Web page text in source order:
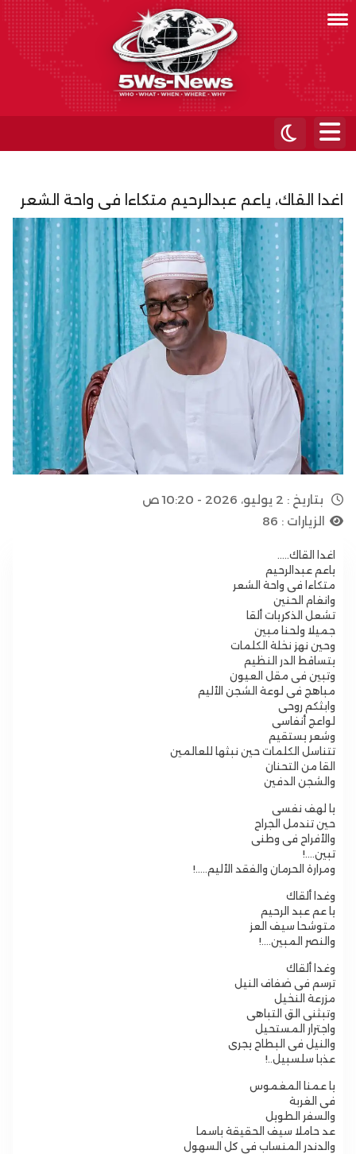
اغدا القاك، ياعم عبدالرحيم متكاءا فى واحة الشعر
بتاريخ : 2 يوليو، 2026 - 10:20 ص
الزيارات : 86
اغدا القاك…..
ياعم عبدالرحيم
متكاءا فى واحة الشعر
وانغام الحنين
تشعل الذكريات ألقا
جميلا ولحنا مبين
وحين نهز نخلة الكلمات
يتساقط الدر النظيم
وتبين فى مقل العيون
مباهج فى لوعة الشجن الأليم
وابثكم روحى
لواعج أنفاسى
وشعر يستقيم
تتناسل الكلمات حين نبثها للعالمين
القا من التحنان
والشجن الدفين
يا لهف نفسى
حين تندمل الجراح
والأفراح فى وطنى
تبين….!
ومرارة الحرمان والفقد الأليم…..!
وغدا ألقاك
يا عم عبد الرحيم
متوشحا سيف العز
والنصر المبين….!
وغدا ألقاك
ترسم فى ضفاف النيل
مزرعة النخيل
وتبثنى الق التباهى
واجترار المستحيل
والنيل فى البطاح يجرى
عذبا سلسبيل..!
يا عمنا المغموس
فى الغربة
والسفر الطويل
عد حاملا سيف الحقيقة باسما
والدندر المنساب فى كل السهول